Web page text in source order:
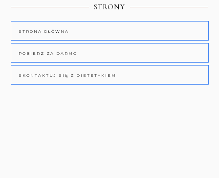
STRONY
STRONA GŁÓWNA
POBIERZ ZA DARMO
SKONTAKTUJ SIĘ Z DIETETYKIEM